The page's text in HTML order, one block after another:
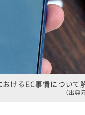
けるEC事情について
（出